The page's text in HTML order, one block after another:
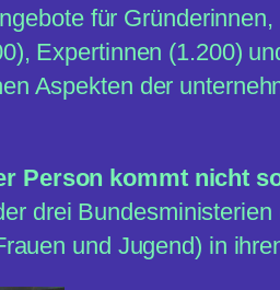
für
Expertinnen (1.200)
Aspekten der
Person kommt nicht
drei Bundesministerien
und Jugend) in